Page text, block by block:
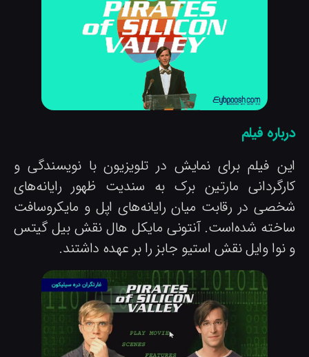
فیلم
فیلم برای نمایش در تلویزیون با نویسندگی و
مارتین برک به سندیت ظهور رایانه‌های
در رقابت میان رایانه‌های اپل و مایکروسافت
شده‌است. آنتونی مایکل هال نقش بیل گیتس
وایل نقش استیو جابز را بر عهده داشتند.